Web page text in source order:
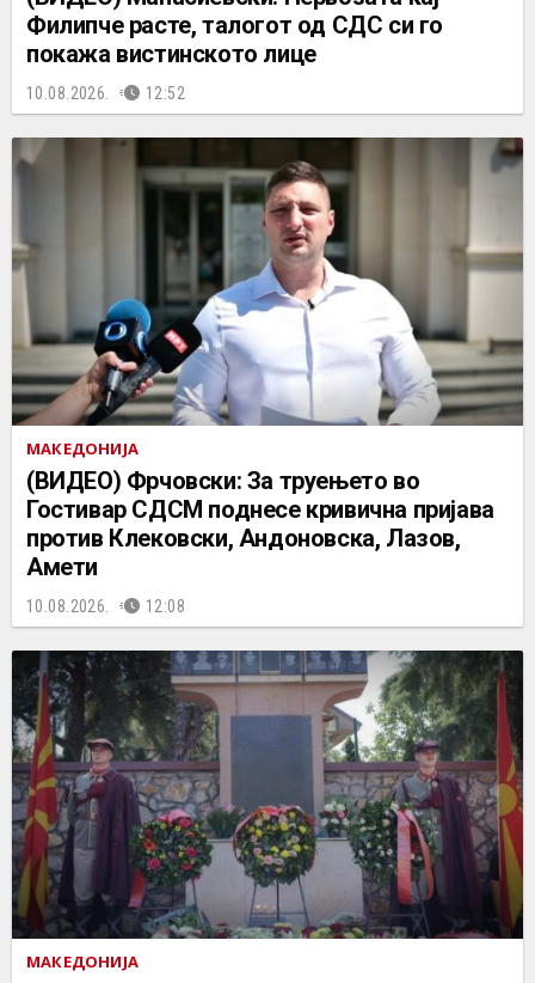
Филипче расте, талогот од СДС си го
покажа вистинското лице
10.08.2026. 12:52
МАКЕДОНИЈА
(ВИДЕО) Фрчовски: За труењето во
Гостивар СДСМ поднесе кривична пријава
против Клековски, Андоновска, Лазов,
Амети
10.08.2026. 12:08
МАКЕДОНИЈА